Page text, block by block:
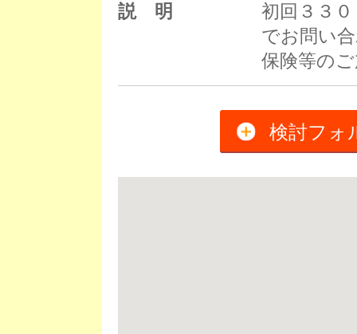
説 明
初回３３
でお問い
保険等の
検討フォ